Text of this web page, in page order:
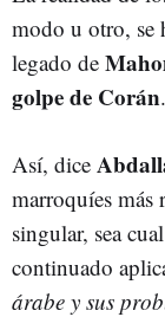
modo u otro, se
legado de
golpe de Corán.
Así, dice
marroquíes más
singular, sea
continuado
árabe y sus